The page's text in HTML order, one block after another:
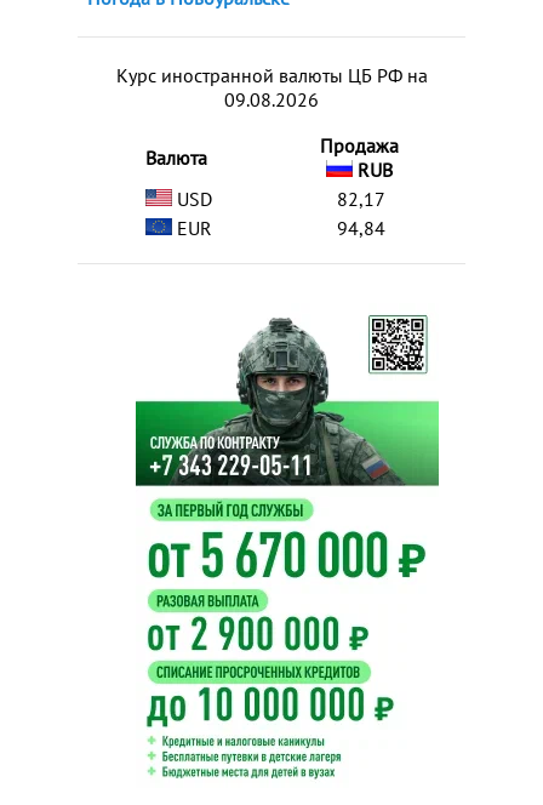
Курс иностранной валюты ЦБ РФ на
09.08.2026
Валюта
Продажа
RUB
USD
82,17
EUR
94,84